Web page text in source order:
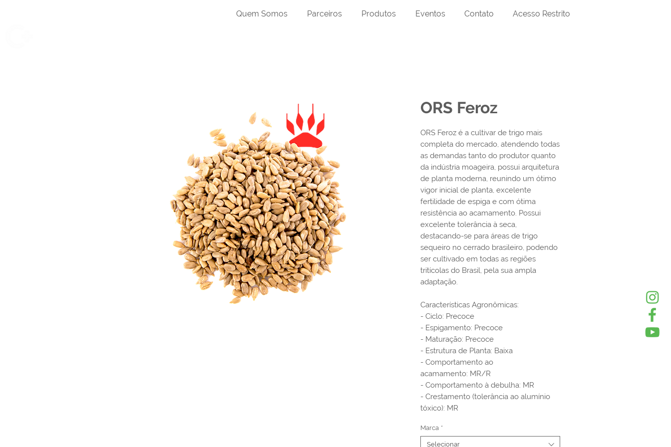
Quem Somos Parceiros Produtos Eventos Contato Acesso Restrito
ORS Feroz
ORS Feroz é a cultivar de trigo mais
completa do mercado, atendendo todas
as demandas tanto do produtor quanto
da indústria moageira, possui arquitetura
de planta moderna, reunindo um ótimo
vigor inicial de planta, excelente
fertilidade de espiga e com ótima
resistência ao acamamento. Possui
excelente tolerância à seca,
destacando-se para áreas de trigo
sequeiro no cerrado brasileiro, podendo
ser cultivado em todas as regiões
tritícolas do Brasil, pela sua ampla
adaptação.
Características Agronômicas:
- Ciclo: Precoce
- Espigamento: Precoce
- Maturação: Precoce
- Estrutura de Planta: Baixa
- Comportamento ao
acamamento: MR/R
- Comportamento à debulha: MR
- Crestamento (tolerância ao alumínio
tóxico): MR
Marca *
Selecionar